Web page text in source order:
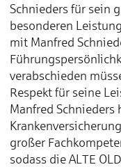
Schnieders für sein
besonderen
mit Manfred
verabschieden
Respekt für seine
Manfred Schnieders
großer
sodass die ALTE